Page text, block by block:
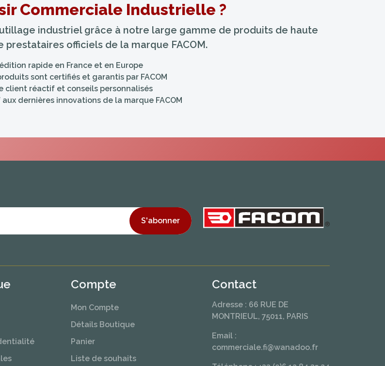
Commerciale Industrielle ?
industriel grâce à notre large gamme de produits de haute
prestataires officiels de la marque FACOM.
rapide en France et en Europe
sont certifiés et garantis par FACOM
client réactif et conseils personnalisés
dernières innovations de la marque FACOM
S'abonner
Compte
Mon Compte
Détails Boutique
Panier
Liste de souhaits
Contact
Adresse : 66 RUE DE
MONTRIEUL, 75011, PARIS
Email :
commerciale.fi@wanadoo.fr